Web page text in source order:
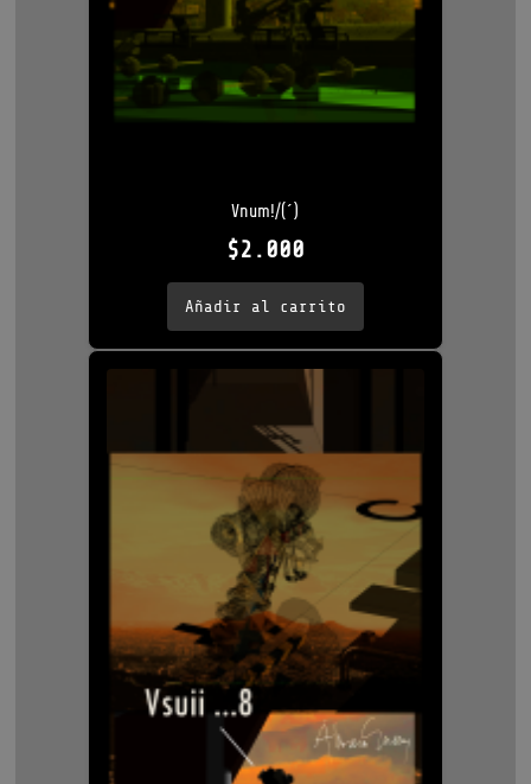
Vnum!/(´)
$2.000
Añadir al carrito